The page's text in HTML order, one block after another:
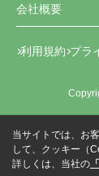
会社概要
利用規約 プラ
当サイトでは、お
して、クッキー（
詳しくは、当社の